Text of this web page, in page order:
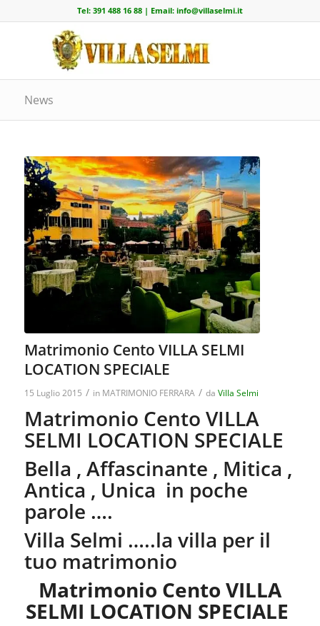
Tel: 391 488 16 88| Email: info@villaselmi.it
News
Matrimonio Cento VILLA SELMI
LOCATION SPECIALE
15 Luglio 2015 / in MATRIMONIO FERRARA / da Villa Selmi
Matrimonio Cento VILLA
SELMI LOCATION SPECIALE
Bella , Affascinante , Mitica ,
Antica , Unica in poche
parole ….
Villa Selmi …..la villa per il
tuo matrimonio
Matrimonio Cento VILLA
SELMI LOCATION SPECIALE